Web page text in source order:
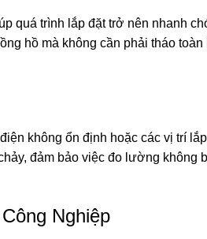
quá trình lắp đặt trở nên nhanh
hồ mà không cần phải tháo
không ổn định hoặc các vị trí
đảm bảo việc đo lường không
Nghiệp